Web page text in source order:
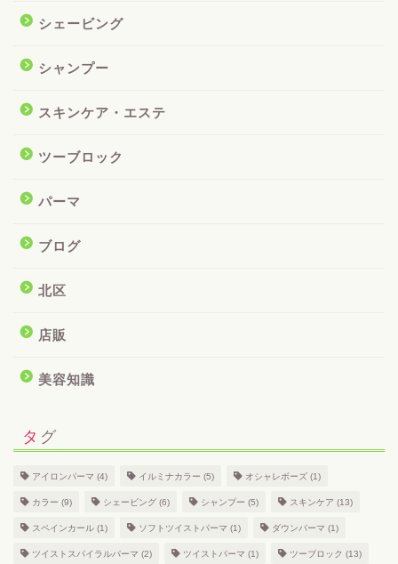
シェービング
シャンプー
スキンケア・エステ
ツーブロック
パーマ
ブログ
北区
店販
美容知識
タグ
アイロンパーマ (4) イルミナカラー (5) オシャレボーズ (1)
カラー (9) シェービング (6) シャンプー (5) スキンケア (13)
スペインカール (1) ソフトツイストパーマ (1) ダウンパーマ (1)
ツイストスパイラルパーマ (2) ツイストパーマ (1) ツーブロック (13)